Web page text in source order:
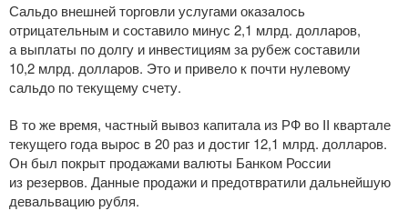
Сальдо внешней торговли услугами оказалось
отрицательным и составило минус 2,1 млрд. долларов,
а выплаты по долгу и инвестициям за рубеж составили
10,2 млрд. долларов. Это и привело к почти нулевому
сальдо по текущему счету.
В то же время, частный вывоз капитала из РФ во II квартале
текущего года вырос в 20 раз и достиг 12,1 млрд. долларов.
Он был покрыт продажами валюты Банком России
из резервов. Данные продажи и предотвратили дальнейшую
девальвацию рубля.